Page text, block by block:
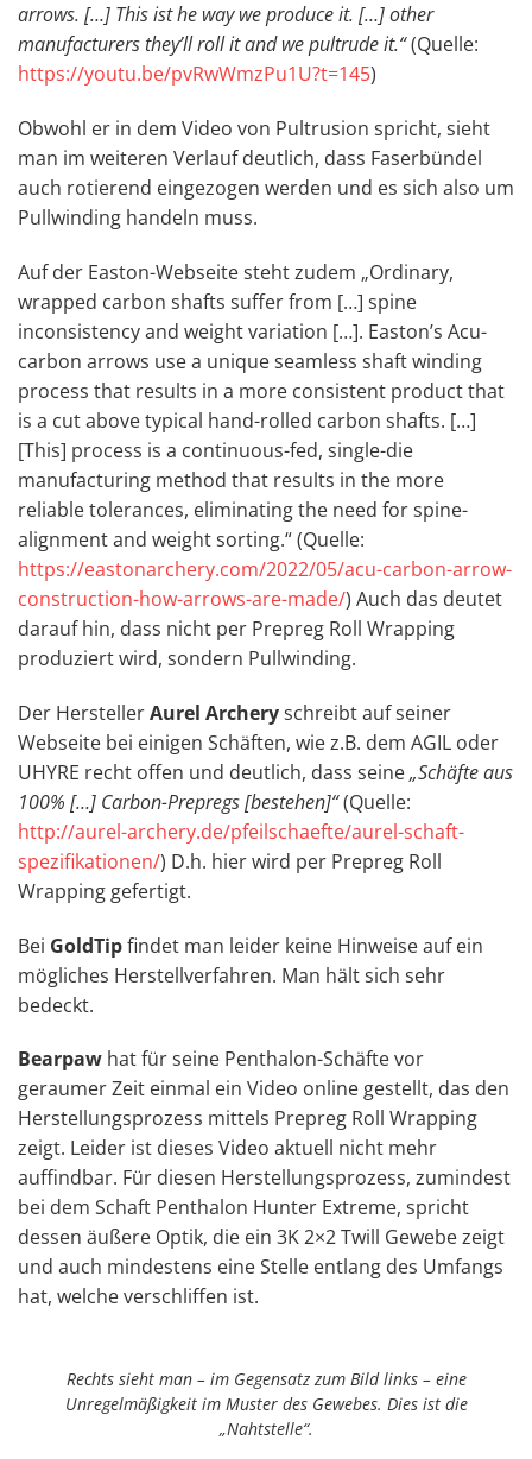
arrows. […] This ist he way we produce it. […] other
manufacturers they’ll roll it and we pultrude it.“(Quelle:
https://youtu.be/pvRwWmzPu1U?t=145)
Obwohl er in dem Video von Pultrusion spricht, sieht
man im weiteren Verlauf deutlich, dass Faserbündel
auch rotierend eingezogen werden und es sich also um
Pullwinding handeln muss.
Auf der Easton-Webseite steht zudem „Ordinary,
wrapped carbon shafts suffer from […] spine
inconsistency and weight variation […]. Easton’s Acu-
carbon arrows use a unique seamless shaft winding
process that results in a more consistent product that
is a cut above typical hand-rolled carbon shafts. […]
[This] process is a continuous-fed, single-die
manufacturing method that results in the more
reliable tolerances, eliminating the need for spine-
alignment and weight sorting.“ (Quelle:
https://eastonarchery.com/2022/05/acu-carbon-arrow-
construction-how-arrows-are-made/) Auch das deutet
darauf hin, dass nicht per Prepreg Roll Wrapping
produziert wird, sondern Pullwinding.
Der HerstellerAurel Archeryschreibt auf seiner
Webseite bei einigen Schäften, wie z.B. dem AGIL oder
UHYRE recht offen und deutlich, dass seine„Schäfte aus
100% […] Carbon-Prepregs [bestehen]“(Quelle:
http://aurel-archery.de/pfeilschaefte/aurel-schaft-
spezifikationen/) D.h. hier wird per Prepreg Roll
Wrapping gefertigt.
Bei GoldTipfindet man leider keine Hinweise auf ein
mögliches Herstellverfahren. Man hält sich sehr
bedeckt.
Bearpaw hat für seine Penthalon-Schäfte vor
geraumer Zeit einmal ein Video online gestellt, das den
Herstellungsprozess mittels Prepreg Roll Wrapping
zeigt. Leider ist dieses Video aktuell nicht mehr
auffindbar. Für diesen Herstellungsprozess, zumindest
bei dem Schaft Penthalon Hunter Extreme, spricht
dessen äußere Optik, die ein 3K 2×2 Twill Gewebe zeigt
und auch mindestens eine Stelle entlang des Umfangs
hat, welche verschliffen ist.
Rechts sieht man – im Gegensatz zum Bild links – eine
Unregelmäßigkeit im Muster des Gewebes. Dies ist die
„Nahtstelle“.